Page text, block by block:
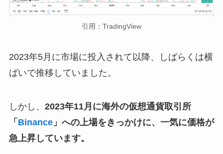
引用：TradingView
2023年5月に市場に投入されて以降、しばらくは横
ばいで推移していました。
しかし、 2023年11月に海外の仮想通貨取引所
「 Binance」への上場をきっかけに、一気に価格が
急上昇しています。